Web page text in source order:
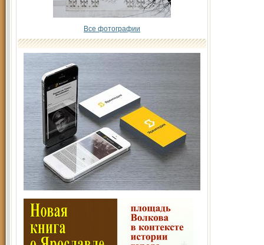
Все фотографии